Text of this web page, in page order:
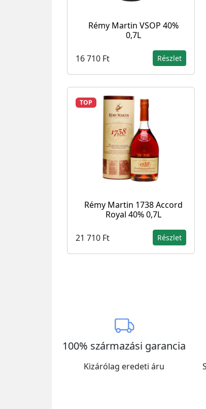
Rémy Martin VSOP 40%
0,7L
16 710 Ft Részlet
TOP
Rémy Martin 1738 Accord
Royal 40% 0,7L
21 710 Ft Részlet
100% származási garancia
Kizárólag eredeti áru